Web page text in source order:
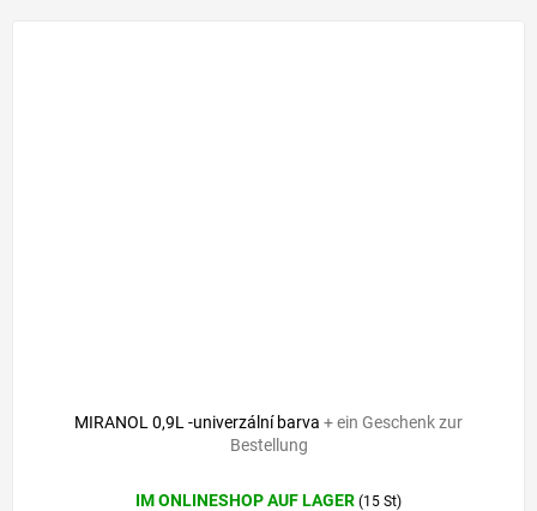
MIRANOL 0,9L -univerzální barva + ein Geschenk zur
Bestellung
IM ONLINESHOP AUF LAGER (15 St)